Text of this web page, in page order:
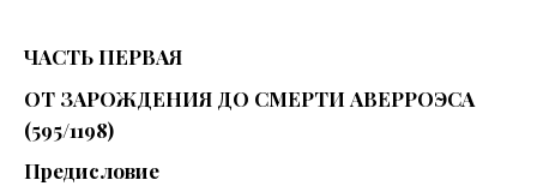
ЧАСТЬ ПЕРВАЯ
ОТ ЗАРОЖДЕНИЯ ДО СМЕРТИ АВЕРРОЭСА
(595/1198)
Предисловие